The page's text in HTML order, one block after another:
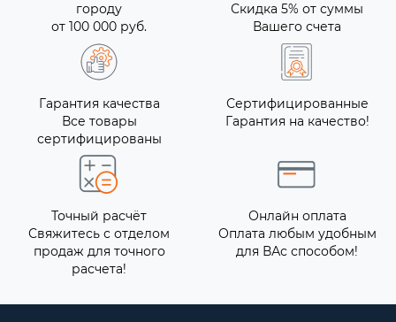
городу
от 100 000 руб.
Скидка 5% от суммы
Вашего счета
Гарантия качества
Все товары
сертифицированы
Сертифицированные
Гарантия на качество!
Точный расчёт
Свяжитесь с отделом
продаж для точного
расчета!
Онлайн оплата
Оплата любым удобным
для ВАс способом!